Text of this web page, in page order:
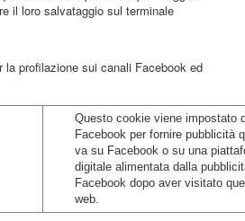
il loro salvataggio sul terminale
la profilazione sui canali Facebook ed
Questo cookie viene impostato
Facebook per fornire pubblicità
va su Facebook o su una
digitale alimentata dalla
Facebook dopo aver visitato
web.